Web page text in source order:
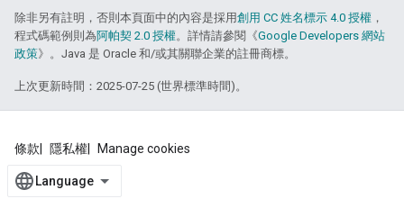
除非另有註明，否則本頁面中的內容是採用創用 CC 姓名標示 4.0 授權 ，
程式碼範例則為阿帕契 2.0 授權。詳情請參閱《Google Developers 網站
政策》。Java 是 Oracle 和/或其關聯企業的註冊商標。
上次更新時間：2025-07-25 (世界標準時間)。
條款 隱私權 Manage cookies